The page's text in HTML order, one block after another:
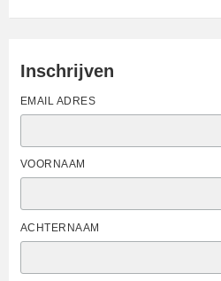
Inschrijven
EMAIL ADRES
VOORNAAM
ACHTERNAAM